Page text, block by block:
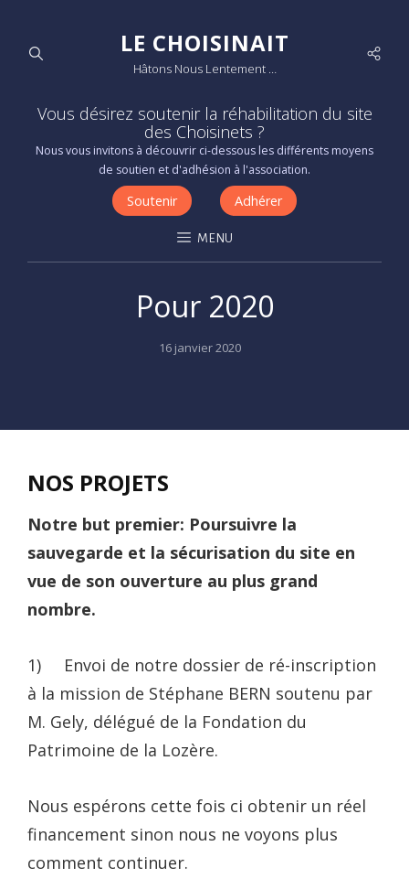
LE CHOISINAIT
Hâtons Nous Lentement …
Vous désirez soutenir la réhabilitation du site
des Choisinets ?
Nous vous invitons à découvrir ci-dessous les différents moyens
de soutien et d'adhésion à l'association.
Soutenir Adhérer
MENU
Pour 2020
Posted
16 janvier 2020
NOS PROJETS
Notre but premier: Poursuivre la
sauvegarde et la sécurisation du site en
vue de son ouverture au plus grand
nombre.
1) Envoi de notre dossier de ré-inscription
à la mission de Stéphane BERN soutenu par
M. Gely, délégué de la Fondation du
Patrimoine de la Lozère.
Nous espérons cette fois ci obtenir un réel
financement sinon nous ne voyons plus
comment continuer.